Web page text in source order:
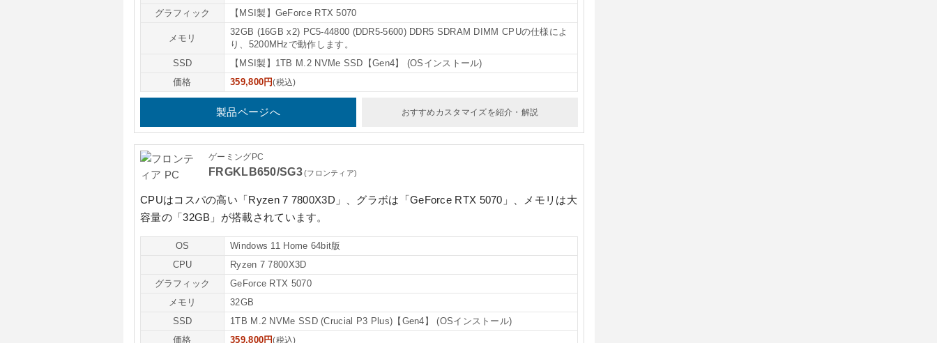
グラフィック
【MSI製】GeForce RTX 5070
メモリ
32GB (16GB x2) PC5-44800 (DDR5-5600) DDR5 SDRAM DIMM CPUの仕様によ
り、5200MHzで動作します。
SSD
【MSI製】1TB M.2 NVMe SSD【Gen4】 (OSインストール)
価格
359,800円(税込)
製品ページへ おすすめカスタマイズを紹介・解説
ゲーミングPC
FRGKLB650/SG3(フロンティア)
CPUはコスパの高い 「Ryzen 7 7800X3D」 、グラボは 「GeForce RTX 5070」
、メモリは大
容量の「32GB」 が搭載されています。
OS
Windows 11 Home 64bit版
CPU
Ryzen 7 7800X3D
グラフィック
GeForce RTX 5070
メモリ
32GB
SSD
1TB M.2 NVMe SSD (Crucial P3 Plus)【Gen4】 (OSインストール)
価格
359,800円(税込)